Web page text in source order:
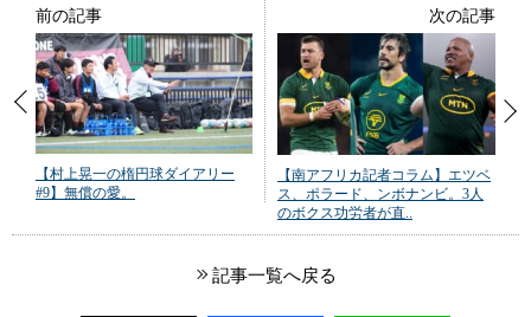
前の記事
【村上晃一の楕円球ダイアリー
#9】無償の愛。
次の記事
【南アフリカ記者コラム】エツベ
ス、ポラード、ンボナンビ。3人
のボクス功労者が直..
記事一覧へ戻る